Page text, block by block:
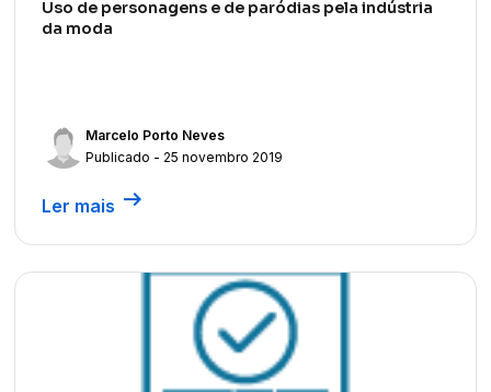
Uso de personagens e de paródias pela indústria
da moda
Marcelo Porto Neves
Publicado - 25 novembro 2019
Ler mais arrow_right_alt